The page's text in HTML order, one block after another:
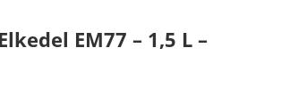
EM77 – 1,5 L –